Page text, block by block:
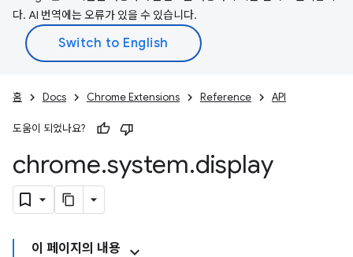
다. AI 번역에는 오류가 있을 수 있습니다.
홈 Docs Chrome Extensions Reference API
도움이 되었나요?
chrome.system.display
이 페이지의 내용